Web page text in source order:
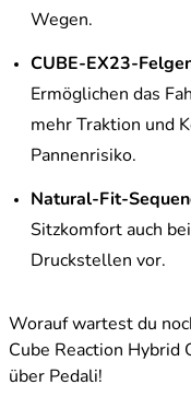
Wegen.
CUBE-EX23-
Ermöglichen das
mehr Traktion und
Pannenrisiko.
Natural-Fit-
Sitzkomfort auch
Druckstellen vor.
Worauf wartest du
Cube Reaction Hybrid
über Pedali!